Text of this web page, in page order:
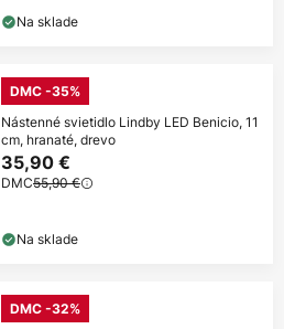
Na sklade
DMC -35%
Nástenné svietidlo Lindby LED Benicio, 11
cm, hranaté, drevo
35,90 €
DMC55,90 €
Na sklade
DMC -32%